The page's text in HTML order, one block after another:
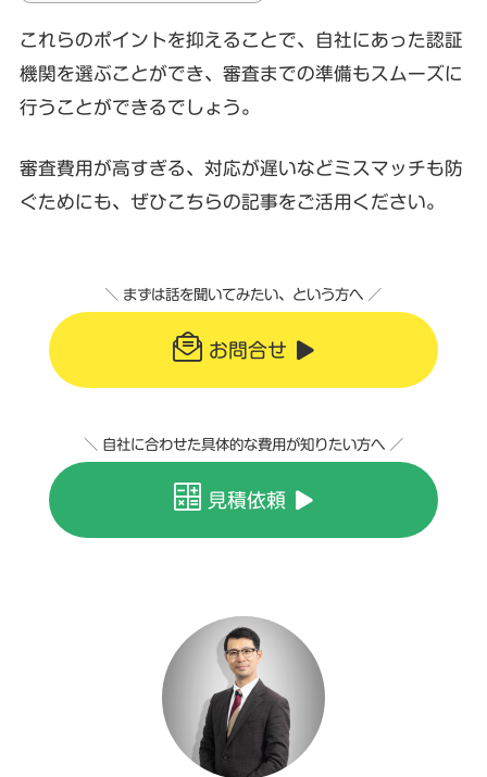
これらのポイントを抑えることで、自社にあった認証
機関を選ぶことができ、審査までの準備もスムーズに
行うことができるでしょう。
審査費用が高すぎる、対応が遅いなどミスマッチも防
ぐためにも、ぜひこちらの記事をご活用ください。
＼ まずは話を聞いてみたい、という方へ ／
お問合せ
＼ 自社に合わせた具体的な費用が知りたい方へ ／
見積依頼